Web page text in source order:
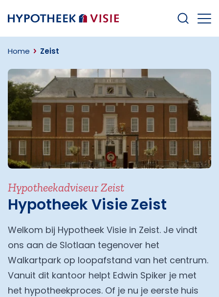
Terug naar home
Home Zeist
Hypotheekadviseur Zeist
Hypotheek Visie Zeist
Welkom bij Hypotheek Visie in Zeist. Je vindt
ons aan de Slotlaan tegenover het
Walkartpark op loopafstand van het centrum.
Vanuit dit kantoor helpt Edwin Spiker je met
het hypotheekproces. Of je nu je eerste huis